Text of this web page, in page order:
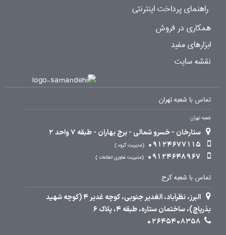
راهنمای پرداخت اینترنتی
همکاری در فروش
ابزارهای مفید
نقشه سایت
تماس با شعبه تهران
شعبه تهران
ستارخان - خسرو شمالی - برج بهاران - طبقه 7 واحد 2
09124677115
مدیریت گروه
09124648967 مدیریت فناوری اطلاعات
تماس با شعبه کرج
البرز، نظرآباد، الغدیر جنوبی، کوچه غدیر 4 (کوچه شهید
بذرپاچ)، ساختمان ستاره، طبقه 4، پلاک 6
02645408358